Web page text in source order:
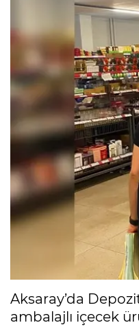
Aksaray’da
ambalajlı içecek